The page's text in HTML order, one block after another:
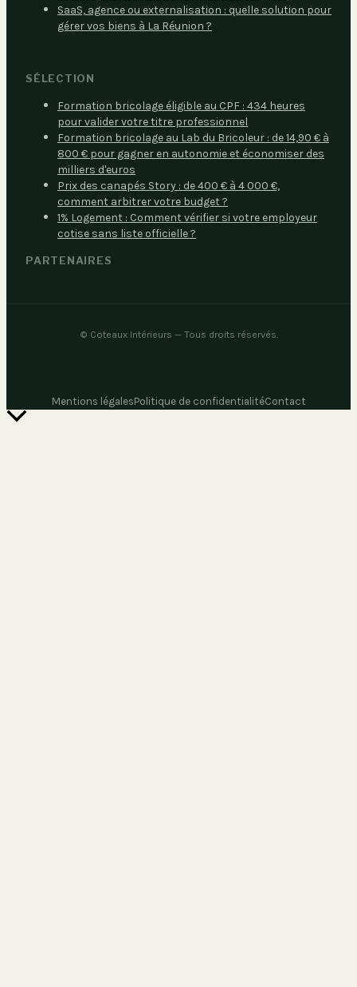
SaaS, agence ou externalisation : quelle solution pour
gérer vos biens à La Réunion ?
SÉLECTION
Formation bricolage éligible au CPF : 434 heures
pour valider votre titre professionnel
Formation bricolage au Lab du Bricoleur : de 14,90 € à
800 € pour gagner en autonomie et économiser des
milliers d'euros
Prix des canapés Story : de 400 € à 4 000 €,
comment arbitrer votre budget ?
1% Logement : Comment vérifier si votre employeur
cotise sans liste officielle ?
PARTENAIRES
© Coteaux Intérieurs — Tous droits réservés.
Mentions légalesPolitique de confidentialitéContact